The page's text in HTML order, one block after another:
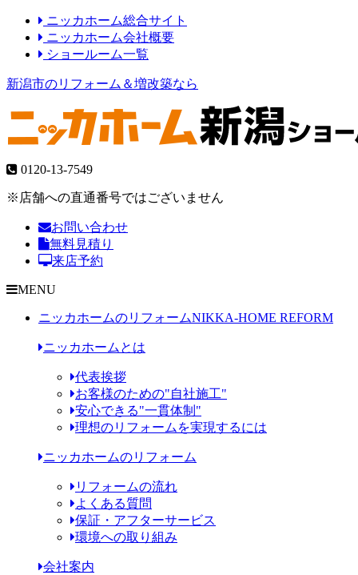
ニッカホーム総合サイト
ニッカホーム会社概要
ショールーム一覧
新潟市のリフォーム＆増改築なら
0120-13-7549
※店舗への直通番号ではございません
お問い合わせ
無料見積り
来店予約
MENU
ニッカホームのリフォームNIKKA-HOME REFORM
ニッカホームとは
代表挨拶
お客様のための"自社施工"
安心できる"一貫体制"
理想のリフォームを実現するには
ニッカホームのリフォーム
リフォームの流れ
よくある質問
保証・アフターサービス
環境への取り組み
会社案内